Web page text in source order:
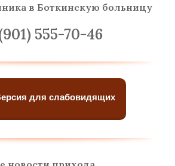
в Боткинскую больницу
555-70-46
для слабовидящих